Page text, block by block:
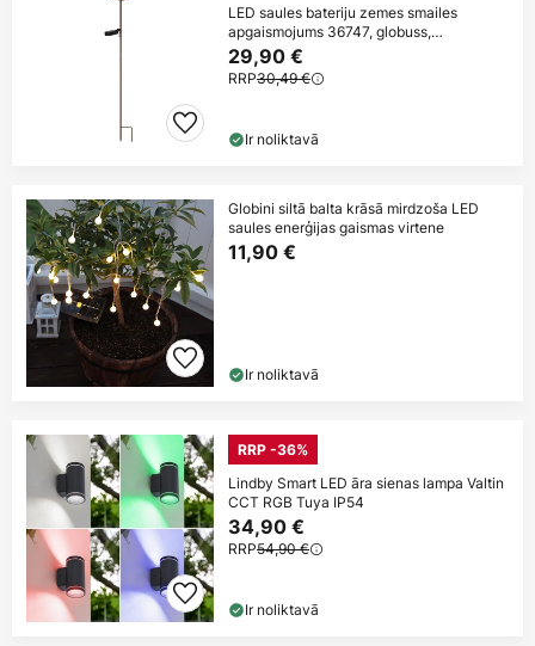
LED saules bateriju zemes smailes
apgaismojums 36747, globuss,
rūsganbrūns,
29,90 €
RRP30,49 €
Ir noliktavā
Globini siltā balta krāsā mirdzoša LED
saules enerģijas gaismas virtene
11,90 €
Ir noliktavā
RRP -36%
Lindby Smart LED āra sienas lampa Valtin
CCT RGB Tuya IP54
34,90 €
RRP54,90 €
Ir noliktavā